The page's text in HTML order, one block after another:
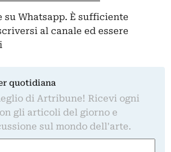
su Whatsapp. È sufficiente
al canale ed essere
quotidiana
di Artribune! Ricevi ogni
gli articoli del giorno e
sul mondo dell'arte.